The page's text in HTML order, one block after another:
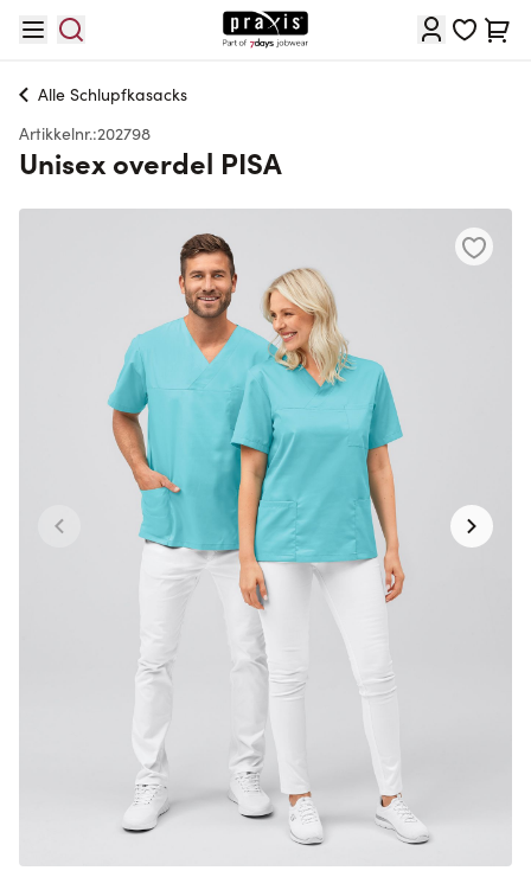
Cart
Alle Schlupfkasacks
Artikkelnr.:202798
Unisex overdel PISA